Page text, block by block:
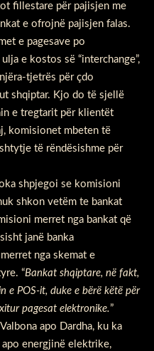
fillestare për pajisjen me
e ofrojnë pajisjen falas.
e pagesave po
e kostos së “interchange”,
tjetrës për çdo
shqiptar. Kjo do të sjellë
e tregtarit për klientët
komisionet mbeten të
të rëndësishme për
shpjegoi se komisioni
shkon vetëm te bankat
merret nga bankat që
janë banka
nga skemat e
“Bankat shqiptare, në fakt,
e POS-it, duke e bërë këtë për
pagesat elektronike.”
apo Dardha, ku ka
energjinë elektrike,